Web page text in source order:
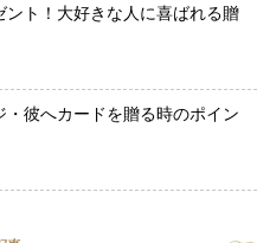
ト！大好きな人に喜ばれる贈
彼へカードを贈る時のポイン